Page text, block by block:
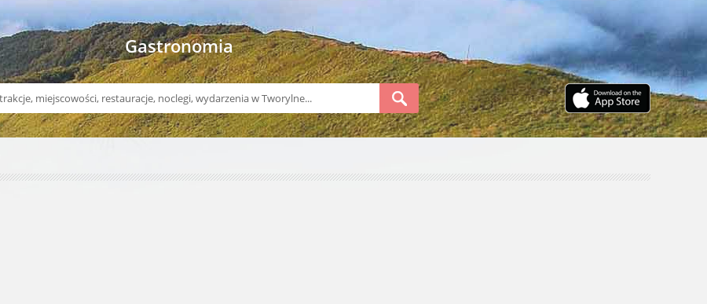
Gastronomia